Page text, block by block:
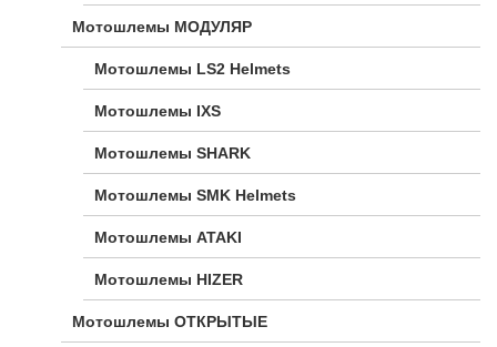
Мотошлемы МОДУЛЯР
Мотошлемы LS2 Helmets
Мотошлемы IXS
Мотошлемы SHARK
Мотошлемы SMK Helmets
Мотошлемы ATAKI
Мотошлемы HIZER
Мотошлемы ОТКРЫТЫЕ